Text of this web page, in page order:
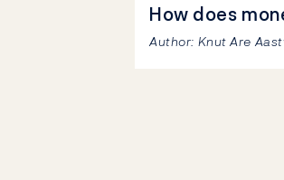
How does
Author: Knut Are